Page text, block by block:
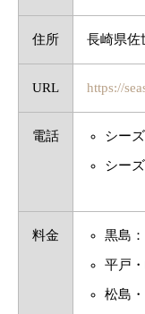
住所 長崎県佐
URL https://
電話 シー
シー
料金 黒島
平戸
松島